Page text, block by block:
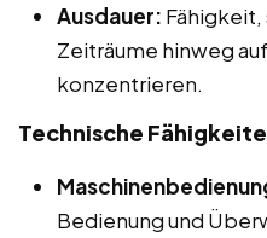
Ausdauer: Fähigkeit,
Zeiträume hinweg
konzentrieren.
Technische
Bedienung und